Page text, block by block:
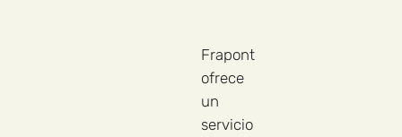
Frapont
ofrece
un
servicio